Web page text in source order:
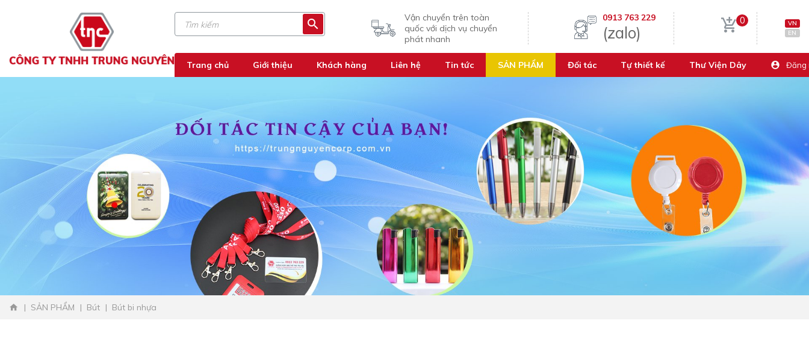
Vận chuyển trên toàn
quốc với dịch vụ chuyển
phát nhanh
0913 763 229
(zalo)
0
VN
EN
Trang chủ Giới thiệu Khách hàng Liên hệ Tin tức SẢN PHẨM Đối tác Tự thiết kế Thư Viện Dây Đăng
SẢN PHẨM Bút Bút bi nhựa